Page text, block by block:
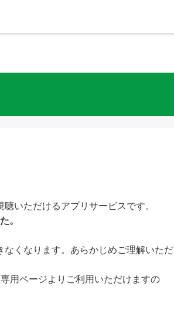
いただけるアプリサービスです。
。
くなります。あらかじめご理解いただ
用ページよりご利用いただけますの